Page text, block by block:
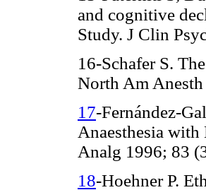
and cognitive
Study. J Clin
16-Schafer S.
North Am
17-Fernández-
Anaesthesia
Analg 1996; 83
18-Hoehner P.